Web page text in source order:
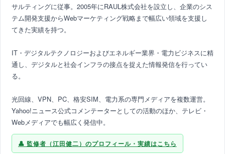
サルティングに従事。2005年にRAUL株式会社を設立し、企業のシス
テム開発支援からWebマーケティング戦略まで幅広い領域を支援し
てきた実績を持つ。
IT・デジタルテクノロジーおよびエネルギー業界・電力ビジネスに精
通し、デジタルと社会インフラの接点を捉えた情報発信を行ってい
る。
光回線、VPN、PC、格安SIM、電力系の専門メディアを複数運営。
Yahoo!ニュース公式コメンテーターとしての活動のほか、テレビ・
Webメディアでも幅広く発信中。
監修者（江田健二）のプロフィール・実績はこちら